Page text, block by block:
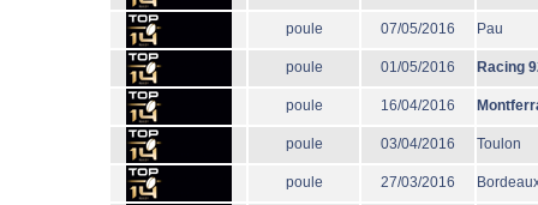
poule 07/05/2016 Pau
poule 01/05/2016 Racing
poule 16/04/2016
poule 03/04/2016 Toulon
poule 27/03/2016